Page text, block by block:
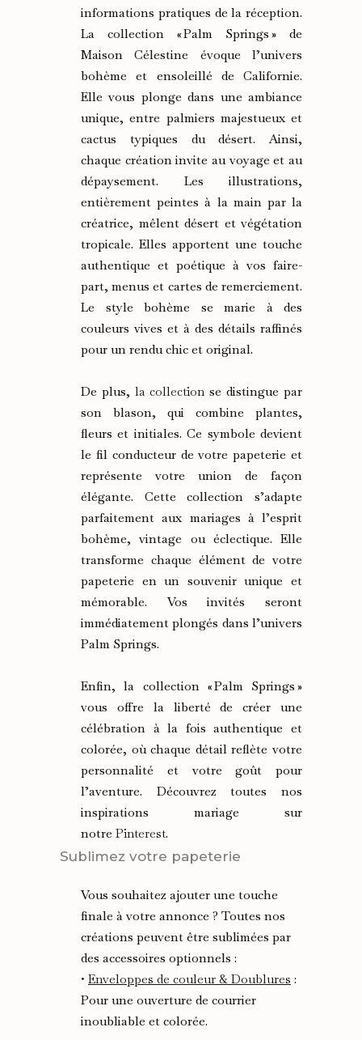
informations pratiques de la réception.
La collection « Palm Springs » de
Maison Célestine évoque l’univers
bohème et ensoleillé de Californie.
Elle vous plonge dans une ambiance
unique, entre palmiers majestueux et
cactus typiques du désert. Ainsi,
chaque création invite au voyage et au
dépaysement. Les illustrations,
entièrement peintes à la main par la
créatrice, mêlent désert et végétation
tropicale. Elles apportent une touche
authentique et poétique à vos faire-
part, menus et cartes de remerciement.
Le style bohème se marie à des
couleurs vives et à des détails raffinés
pour un rendu chic et original.
De plus, la collectionse distingue par
son blason, qui combine plantes,
fleurs et initiales. Ce symbole devient
le fil conducteur de votre papeterie et
représente votre union de façon
élégante. Cette collection s’adapte
parfaitement aux mariages à l’esprit
bohème, vintage ou éclectique. Elle
transforme chaque élément de votre
papeterie en un souvenir unique et
mémorable. Vos invités seront
immédiatement plongés dans l’univers
Palm Springs.
Enfin, la collection « Palm Springs »
vous offre la liberté de créer une
célébration à la fois authentique et
colorée, où chaque détail reflète votre
personnalité et votre goût pour
l’aventure. Découvrez toutes nos
inspirations mariage sur
notre Pinterest.
Sublimez votre papeterie
Vous souhaitez ajouter une touche
finale à votre annonce ? Toutes nos
créations peuvent être sublimées par
des accessoires optionnels :
• Enveloppes de couleur & Doublures :
Pour une ouverture de courrier
inoubliable et colorée.